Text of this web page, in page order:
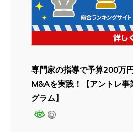
専門家の指導で予算200万
M&Aを実践！【アントレ事
グラム】